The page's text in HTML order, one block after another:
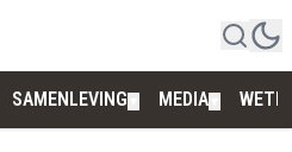
SAMENLEVING MEDIA